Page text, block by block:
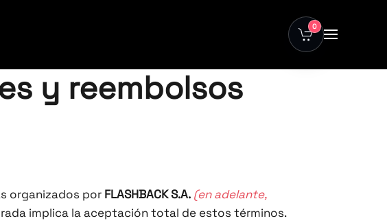
0
y reembolsos
organizados por FLASHBACK S.A. (en adelante,
implica la aceptación total de estos términos.